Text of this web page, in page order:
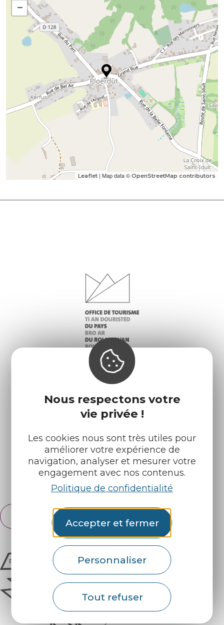
Nous respectons votre
vie privée !
Les cookies nous sont très utiles pour
améliorer votre expérience de
navigation, analyser et mesurer votre
engagement avec nos contenus.
Politique de confidentialité
Accepter et fermer
Personnaliser
Tout refuser
−
Leaflet | Map data © OpenStreetMap contributors
Infos pratiques
Nos accueils
Nos brochures
Retrouvez-nous sur :
Espace pro Partenaires
Français
English